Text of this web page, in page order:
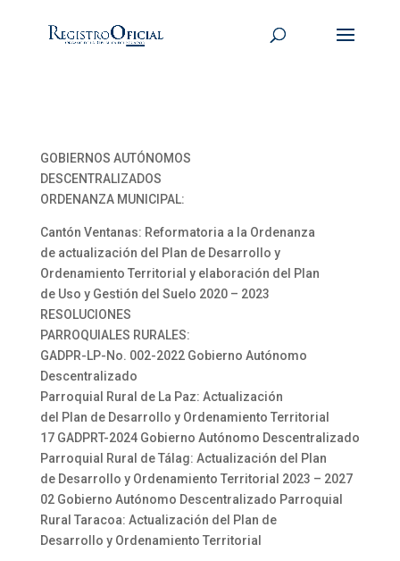
GOBIERNOS AUTÓNOMOS
DESCENTRALIZADOS
ORDENANZA MUNICIPAL:
Cantón Ventanas: Reformatoria a la Ordenanza
de actualización del Plan de Desarrollo y
Ordenamiento Territorial y elaboración del Plan
de Uso y Gestión del Suelo 2020 – 2023
RESOLUCIONES
PARROQUIALES RURALES:
GADPR-LP-No. 002-2022 Gobierno Autónomo
Descentralizado
Parroquial Rural de La Paz: Actualización
del Plan de Desarrollo y Ordenamiento Territorial
17 GADPRT-2024 Gobierno Autónomo Descentralizado
Parroquial Rural de Tálag: Actualización del Plan
de Desarrollo y Ordenamiento Territorial 2023 – 2027
02 Gobierno Autónomo Descentralizado Parroquial
Rural Taracoa: Actualización del Plan de
Desarrollo y Ordenamiento Territorial